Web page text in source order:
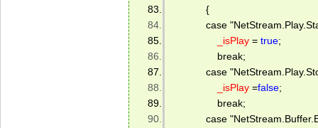
{
case
_isPlay = true;
break;
case
_isPlay =false;
break;
case